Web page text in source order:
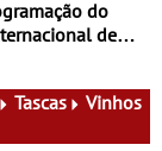
de
Tascas
Vinhos